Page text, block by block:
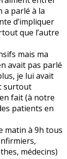
a parlé à la
d’impliquer
que l’autre
mais ma
avait pas parlé
je lui avait
surtout
fait (à notre
patients en
matin à 9h tous
médecins)